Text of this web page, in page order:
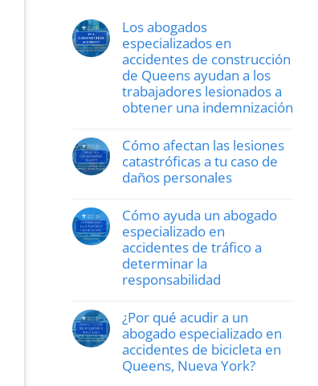
Los abogados
especializados en
accidentes de construcción
de Queens ayudan a los
trabajadores lesionados a
obtener una indemnización
comentarios
en
Queens
Construction
Help
Workers
Recover
Cómo afectan las lesiones
catastróficas a tu caso de
daños personales
comentarios
en
How
Catastrophic
Injuries
Your
Case
Cómo ayuda un abogado
especializado en
accidentes de tráfico a
determinar la
responsabilidad
comentarios
en
How
an
Automobile
Accident
¿Por qué acudir a un
abogado especializado en
accidentes de bicicleta en
Queens, Nueva York?